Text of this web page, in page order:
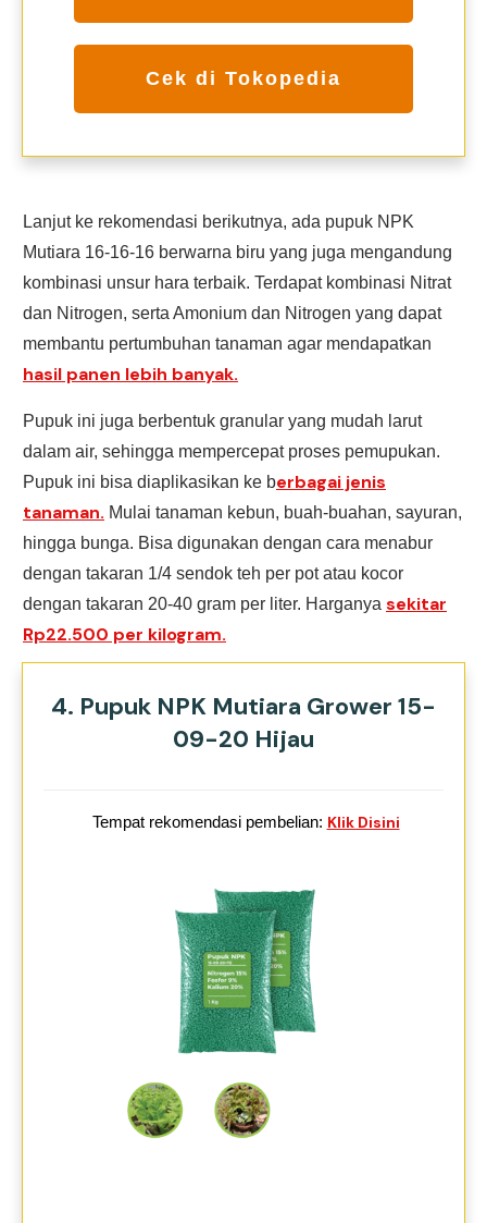
Cek di Tokopedia
Lanjut ke rekomendasi berikutnya, ada pupuk NPK
Mutiara 16-16-16 berwarna biru yang juga mengandung
kombinasi unsur hara terbaik. Terdapat kombinasi Nitrat
dan Nitrogen, serta Amonium dan Nitrogen yang dapat
membantu pertumbuhan tanaman agar mendapatkan
hasil panen lebih banyak.
Pupuk ini juga berbentuk granular yang mudah larut
dalam air, sehingga mempercepat proses pemupukan.
Pupuk ini bisa diaplikasikan ke berbagai jenis
tanaman. Mulai tanaman kebun, buah-buahan, sayuran,
hingga bunga. Bisa digunakan dengan cara menabur
dengan takaran 1/4 sendok teh per pot atau kocor
dengan takaran 20-40 gram per liter. Harganya sekitar
Rp22.500 per kilogram.
4. Pupuk NPK Mutiara Grower 15-
09-20 Hijau
Tempat rekomendasi pembelian: Klik Disini